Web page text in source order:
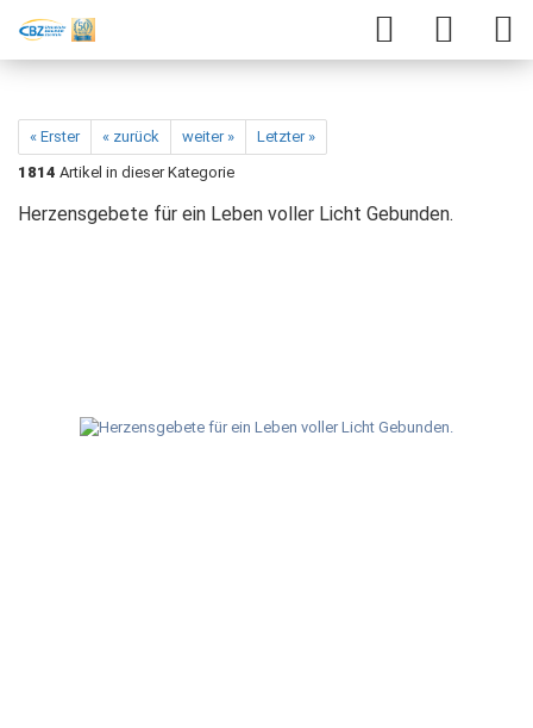
« Erster « zurück weiter »
Letzter »
1814 Artikel in dieser Kategorie
Herzensgebete für ein Leben voller Licht Gebunden.